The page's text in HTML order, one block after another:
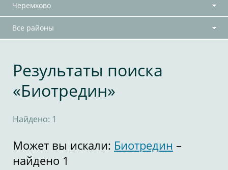
Черемхово
Все районы
Результаты поиска
«Биотредин»
Найдено: 1
Может вы искали: Биотредин –
найдено 1